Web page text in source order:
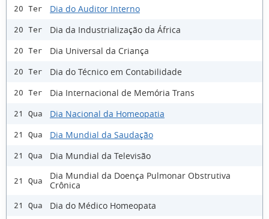
20 Ter Dia do Auditor Interno
20 Ter Dia da Industrialização da África
20 Ter Dia Universal da Criança
20 Ter Dia do Técnico em Contabilidade
20 Ter Dia Internacional de Memória Trans
21 Qua Dia Nacional da Homeopatia
21 Qua Dia Mundial da Saudação
21 Qua Dia Mundial da Televisão
21 Qua
Dia Mundial da Doença Pulmonar Obstrutiva
Crônica
21 Qua Dia do Médico Homeopata